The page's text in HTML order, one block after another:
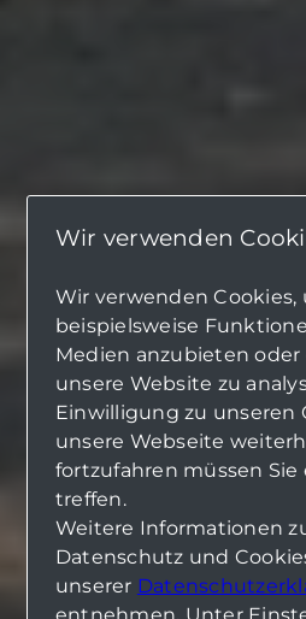
Wir verwenden
Wir verwenden Cookies,
beispielsweise
Medien anzubieten oder
unsere Website zu
Einwilligung zu unseren
unsere Webseite
fortzufahren müssen Sie
treffen.
Weitere Informationen
Datenschutz und
unserer